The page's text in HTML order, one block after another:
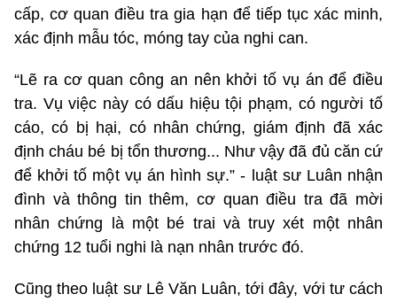
cấp, cơ quan điều tra gia hạn để tiếp tục xác minh,
xác định mẫu tóc, móng tay của nghi can.
“Lẽ ra cơ quan công an nên khởi tố vụ án để điều
tra. Vụ việc này có dấu hiệu tội phạm, có người tố
cáo, có bị hại, có nhân chứng, giám định đã xác
định cháu bé bị tổn thương... Như vậy đã đủ căn cứ
để khởi tố một vụ án hình sự.” - luật sư Luân nhận
đình và thông tin thêm, cơ quan điều tra đã mời
nhân chứng là một bé trai và truy xét một nhân
chứng 12 tuổi nghi là nạn nhân trước đó.
Cũng theo luật sư Lê Văn Luân, tới đây, với tư cách